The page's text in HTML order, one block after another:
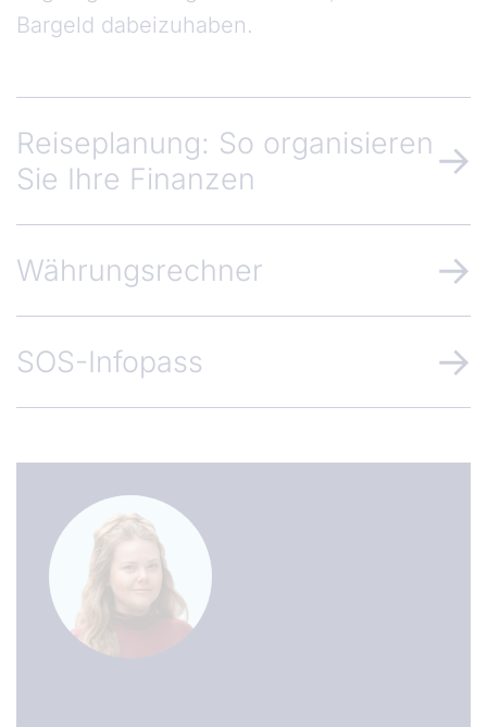
Bargeld dabeizuhaben.
Reiseplanung: So organisieren
Sie Ihre Finanzen
Währungsrechner
SOS-Infopass